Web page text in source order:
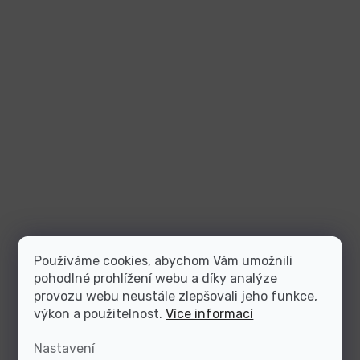
Používáme cookies, abychom Vám umožnili
pohodlné prohlížení webu a díky analýze
provozu webu neustále zlepšovali jeho funkce,
výkon a použitelnost.Více informací
Nastavení